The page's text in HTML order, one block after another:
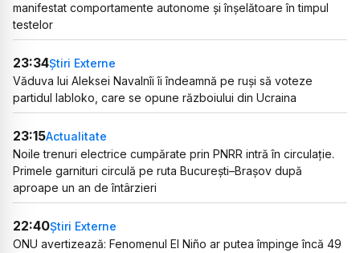
manifestat comportamente autonome și înșelătoare în timpul
testelor
23:34Știri Externe
Văduva lui Aleksei Navalnîi îi îndeamnă pe ruși să voteze
partidul Iabloko, care se opune războiului din Ucraina
23:15Actualitate
Noile trenuri electrice cumpărate prin PNRR intră în circulație.
Primele garnituri circulă pe ruta București–Brașov după
aproape un an de întârzieri
22:40Știri Externe
ONU avertizează: Fenomenul El Niño ar putea împinge încă 49